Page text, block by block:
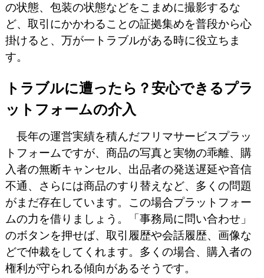
の状態、包装の状態などをこまめに撮影するな
ど、取引にかかわることの証拠集めを普段から心
掛けると、万が一トラブルがある時に役立ちま
す。
トラブルに遭ったら？安心できるプラ
ットフォームの介入
長年の運営実績を積んだフリマサービスプラッ
トフォームですが、商品の写真と実物の乖離、購
入者の無断キャンセル、出品者の発送遅延や音信
不通、さらには商品のすり替えなど、多くの問題
がまだ存在しています。この場合プラットフォー
ムの力を借りましょう。「事務局に問い合わせ」
のボタンを押せば、取引履歴や会話履歴、画像な
どで仲裁をしてくれます。多くの場合、購入者の
権利が守られる傾向があるそうです。